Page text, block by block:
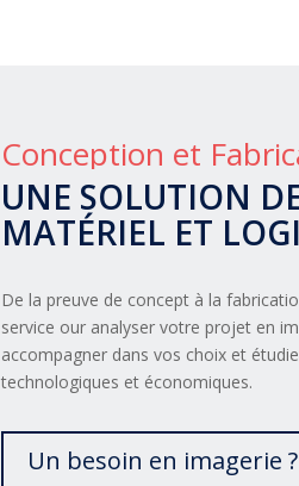
Conception et
UNE SOLUTION
MATÉRIEL ET
De la preuve de concept à la
service our analyser votre projet en
accompagner dans vos choix et
technologiques et économiques.
Un besoin en imagerie ?